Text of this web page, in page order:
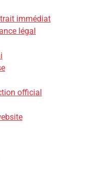
immédiat
légal
official